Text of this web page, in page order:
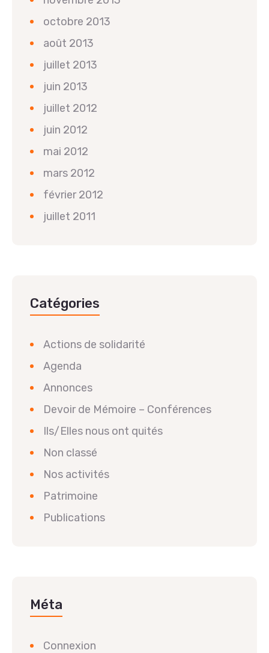
octobre 2013
août 2013
juillet 2013
juin 2013
juillet 2012
juin 2012
mai 2012
mars 2012
février 2012
juillet 2011
Catégories
Actions de solidarité
Agenda
Annonces
Devoir de Mémoire – Conférences
Ils/Elles nous ont quités
Non classé
Nos activités
Patrimoine
Publications
Méta
Connexion